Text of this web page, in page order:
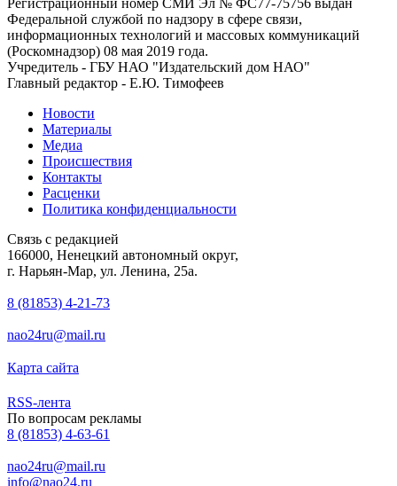
Федеральной службой по надзору в сфере связи,
информационных технологий и массовых коммуникаций
(Роскомнадзор) 08 мая 2019 года.
Учредитель - ГБУ НАО "Издательский дом НАО"
Главный редактор - Е.Ю. Тимофеев
Новости
Материалы
Медиа
Происшествия
Контакты
Расценки
Политика конфиденциальности
Связь с редакцией
166000, Ненецкий автономный округ,
г. Нарьян-Мар, ул. Ленина, 25а.
8 (81853) 4-21-73
nao24ru@mail.ru
Карта сайта
RSS-лента
По вопросам рекламы
8 (81853) 4-63-61
nao24ru@mail.ru
info@nao24.ru